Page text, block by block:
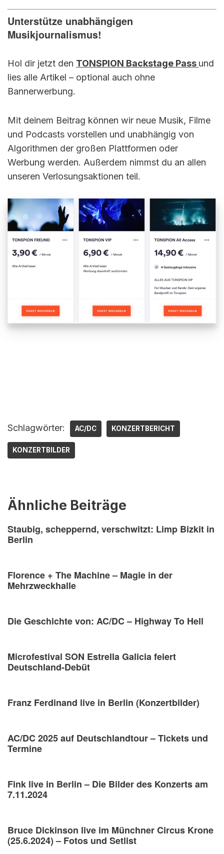
Unterstütze unabhängigen
Musikjournalismus!
Hol dir jetzt den TONSPION Backstage Pass und
lies alle Artikel – optional auch ohne
Bannerwerbung.
Mit deinem Beitrag können wir neue Musik, Filme
und Podcasts vorstellen und unabhängig von
Algorithmen der großen Plattformen oder
Werbung werden. Außerdem nimmst du an allen
unseren Verlosungsaktionen teil.
Schlagwörter: AC/DC KONZERTBERICHT
KONZERTBILDER
Ähnliche Beiträge
Staubig, scheppernd, verschwitzt: Limp Bizkit in
Berlin
Florence + The Machine – Magie in der
Mehrzweckhalle
Die Geschichte von: AC/DC – Highway To Hell
Microfestival SON Estrella Galicia feiert
Deutschland-Debüt
Franz Ferdinand live in Berlin (Konzertbilder)
AC/DC 2025 auf Deutschlandtour – Tickets und
Termine
Fink live in Berlin – Die Bilder des Konzerts am
7.11.2024
Bruce Dickinson live im Münchner Circus Krone
(25.6.2024) – Fotos und Setlist